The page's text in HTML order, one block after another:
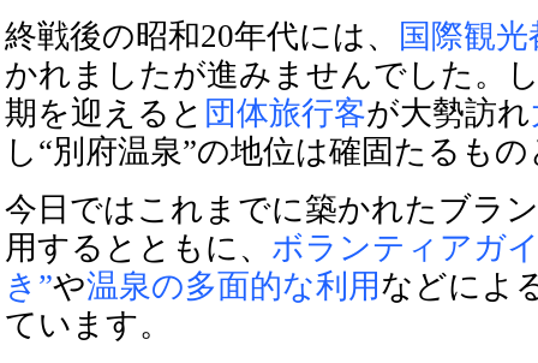
終戦後の昭和20年代には、
国際観光
かれましたが進みませんでした。
期を迎えると 団体旅行客が大勢訪れ
し“別府温泉”の地位は確固たるも
今日ではこれまでに築かれたブラ
用するとともに、 ボランティアガ
き”や温泉の多面的な利用 などによ
ています。